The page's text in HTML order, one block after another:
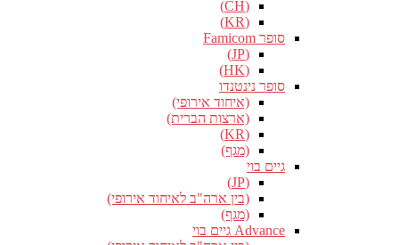
(CH)
(KR)
סופר Famicom
(JP)
(HK)
סופר נינטנדו
(איחוד אירופי)
(ארצות הברית)
(KR)
(מגף)
גיים בוי
(JP)
(בין ארה"ב לאיחוד אירופי)
(מגף)
Advance גיים בוי